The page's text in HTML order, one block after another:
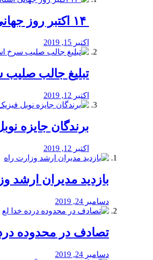
اکتبر 15, 2019
تبلیغ جالب صلیب
اکتبر 12, 2019
برندگان جایزه نوبل
اکتبر 12, 2019
بازدید مدیران ارشد
دسامبر 24, 2019
تصادف در محدوده
دسامبر 24, 2019